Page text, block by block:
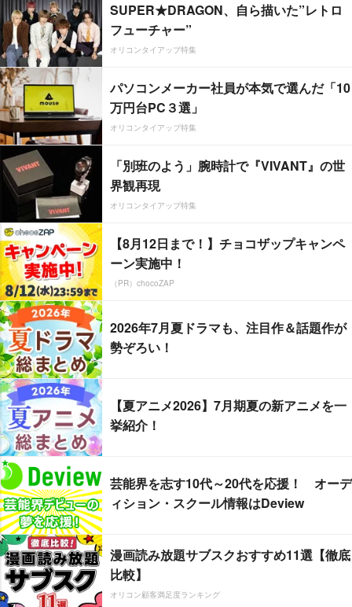
SUPER★DRAGON、自ら描いた”レトロ
フューチャー”
オリコンタイアップ特集
パソコンメーカー社員が本気で選んだ「10
万円台PC３選」
オリコンタイアップ特集
「別班のよう」腕時計で『VIVANT』の世
界観再現
オリコンタイアップ特集
【8月12日まで！】チョコザップキャンペ
ーン実施中！
（PR）chocoZAP
2026年7月夏ドラマも、注目作＆話題作が
勢ぞろい！
【夏アニメ2026】7月期夏の新アニメを一
挙紹介！
芸能界を志す10代～20代を応援！ オーデ
ィション・スクール情報はDeview
漫画読み放題サブスクおすすめ11選【徹底
比較】
オリコン顧客満足度ランキング